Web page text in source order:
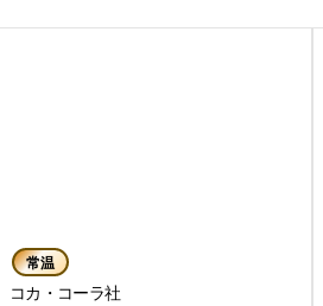
常温
コカ・コーラ社